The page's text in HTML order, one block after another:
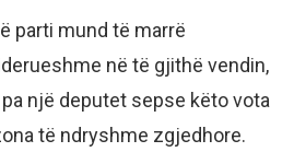
parti mund të marrë
në të gjithë vendin,
një deputet sepse këto vota
të ndryshme zgjedhore.